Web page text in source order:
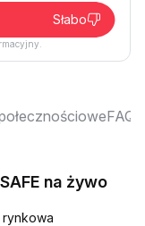
Słabo
FAQ
na żywo